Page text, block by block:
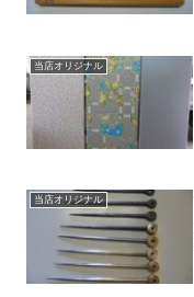
当店オリジナル
当店オリジナル